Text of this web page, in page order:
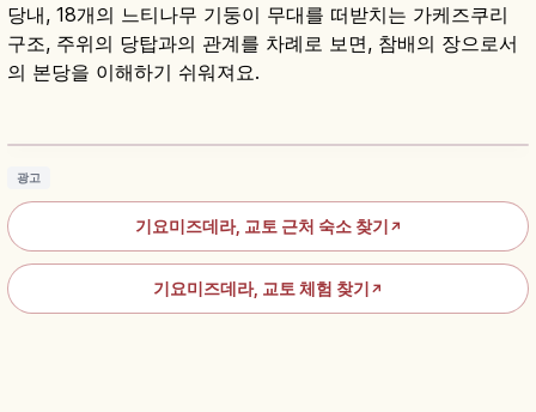
당내, 18개의 느티나무 기둥이 무대를 떠받치는 가케즈쿠리
구조, 주위의 당탑과의 관계를 차례로 보면, 참배의 장으로서
의 본당을 이해하기 쉬워져요.
기요미즈데라｜교토 세계유산 기요미즈 무대와
광고
기요미즈데라, 교토 근처 숙소 찾기 ↗
기요미즈데라, 교토 체험 찾기 ↗